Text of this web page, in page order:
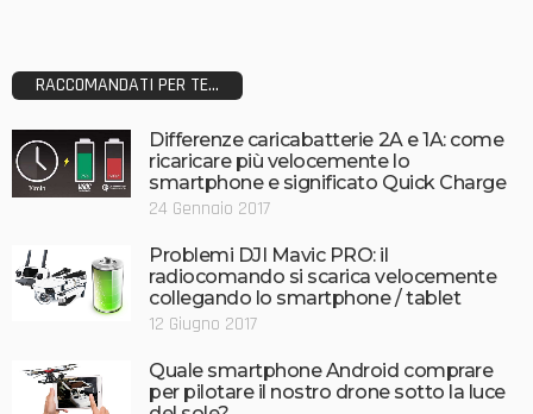
RACCOMANDATI PER TE...
Differenze caricabatterie 2A e 1A: come
ricaricare più velocemente lo
smartphone e significato Quick Charge
24 Gennaio 2017
Problemi DJI Mavic PRO: il
radiocomando si scarica velocemente
collegando lo smartphone / tablet
12 Giugno 2017
Quale smartphone Android comprare
per pilotare il nostro drone sotto la luce